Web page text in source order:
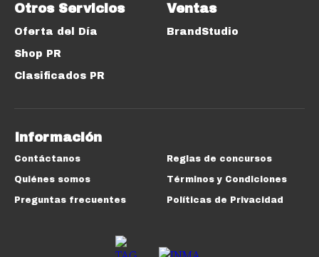
Otros Servicios
Oferta del Día
Shop PR
Clasificados PR
Ventas
BrandStudio
Información
Contáctanos
Quiénes somos
Preguntas frecuentes
Reglas de concursos
Términos y Condiciones
Políticas de Privacidad